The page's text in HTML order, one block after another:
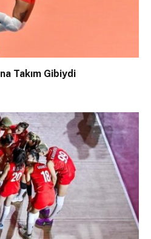
Takım Gibiydi